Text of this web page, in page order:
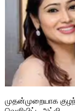
முதன்முறையாக